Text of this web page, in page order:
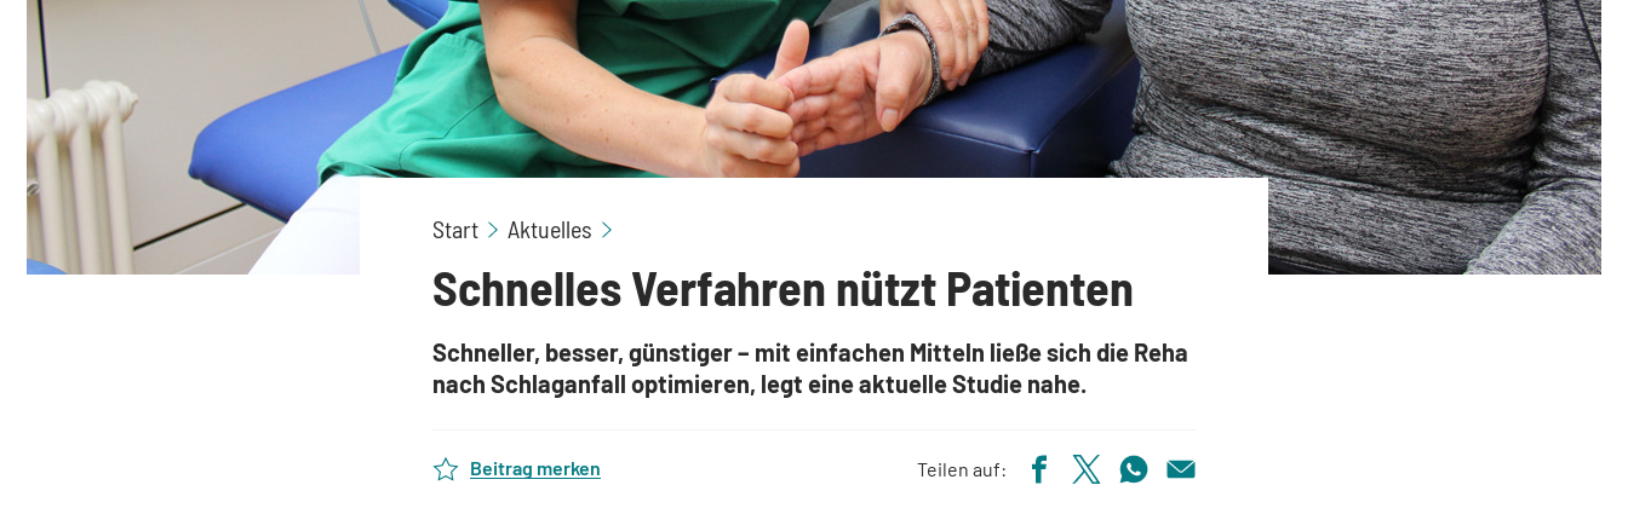
Start Aktuelles
Schnelles Verfahren nützt Patienten
Schneller, besser, günstiger – mit einfachen Mitteln ließe sich die Reha
nach Schlaganfall optimieren, legt eine aktuelle Studie nahe.
Beitrag merken Teilen auf: